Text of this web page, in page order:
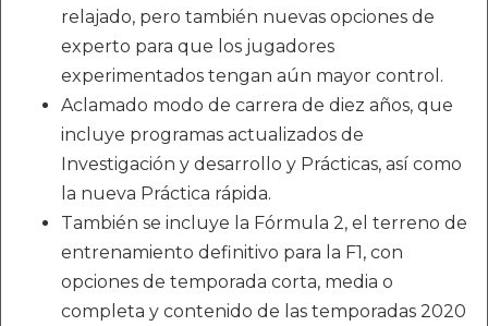
relajado, pero también nuevas opciones de
experto para que los jugadores
experimentados tengan aún mayor control.
Aclamado modo de carrera de diez años, que
incluye programas actualizados de
Investigación y desarrollo y Prácticas, así como
la nueva Práctica rápida.
También se incluye la Fórmula 2, el terreno de
entrenamiento definitivo para la F1, con
opciones de temporada corta, media o
completa y contenido de las temporadas 2020